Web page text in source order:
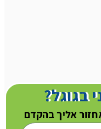
בגוגל?
אליך בהקדם